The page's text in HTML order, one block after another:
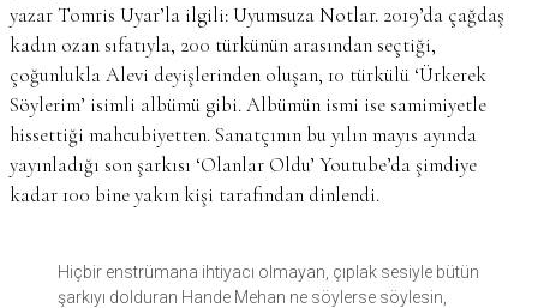
yazar Tomris Uyar’la ilgili: Uyumsuza Notlar. 2019’da çağdaş
kadın ozan sıfatıyla, 200 türkünün arasından seçtiği,
çoğunlukla Alevi deyişlerinden oluşan, 10 türkülü ‘Ürkerek
Söylerim’ isimli albümü gibi. Albümün ismi ise samimiyetle
hissettiği mahcubiyetten. Sanatçının bu yılın mayıs ayında
yayınladığı son şarkısı ‘Olanlar Oldu’ Youtube’da şimdiye
kadar 100 bine yakın kişi tarafından dinlendi.
Hiçbir enstrümana ihtiyacı olmayan, çıplak sesiyle bütün
şarkıyı dolduran Hande Mehan ne söylerse söylesin,